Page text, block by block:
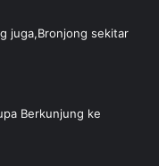
juga,Bronjong sekitar
Berkunjung ke